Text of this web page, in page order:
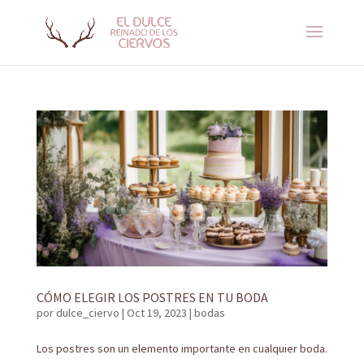
CÓMO ELEGIR LOS POSTRES EN TU BODA
pordulce_ciervo | Oct 19, 2023 | bodas
Los postres son un elemento importante en cualquier boda.